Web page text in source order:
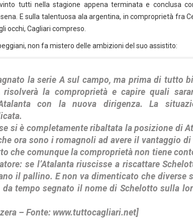
tutti nella stagione appena terminata e conclusa
E sulla talentuosa ala argentina, in comproprietà fra
occhi, Cagliari compreso.
non fa mistero delle ambizioni del suo assistito:
la serie A sul campo, ma prima di tutto
risolverà la comproprietà e capire quali
con la nuova dirigenza. La
si è completamente ribaltata la posizione di
ora sono i romagnoli ad avere il vantaggio
che comunque la comproprietà non tiene
se l’Atalanta riuscisse a riscattare
il pallino. E non va dimenticato che diverse
da tempo segnato il nome di Schelotto sulla
– Fonte: www.tuttocagliari.net]